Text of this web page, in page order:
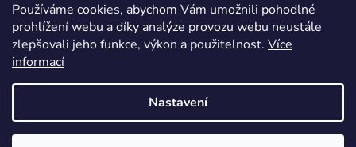
Používáme cookies, abychom Vám umožnili pohodlné
prohlížení webu a díky analýze provozu webu neustále
zlepšovali jeho funkce, výkon a použitelnost. Více
informací
Nastavení
Vytvořil Shoptet